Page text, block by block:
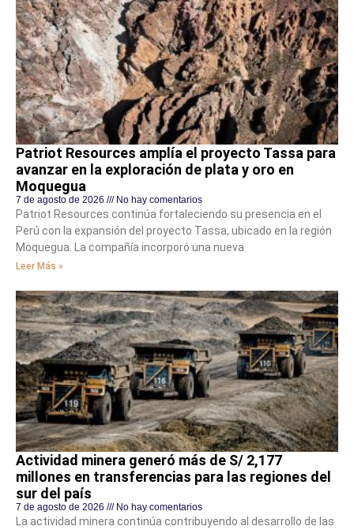
Patriot Resources amplía el proyecto Tassa para
avanzar en la exploración de plata y oro en
Moquegua
7 de agosto de 2026 No hay comentarios
Patriot Resources continúa fortaleciendo su presencia en el
Perú con la expansión del proyecto Tassa, ubicado en la región
Moquegua. La compañía incorporó una nueva
Leer Más »
Actividad minera generó más de S/ 2,177
millones en transferencias para las regiones del
sur del país
7 de agosto de 2026 No hay comentarios
La actividad minera continúa contribuyendo al desarrollo de las